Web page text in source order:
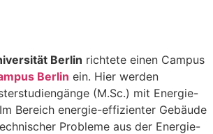
Berlin richtete einen Campus
Berlin ein. Hier werden
(M.Sc.) mit Energie-
Bereich energie-effizienter Gebäude
Probleme aus der Energie-